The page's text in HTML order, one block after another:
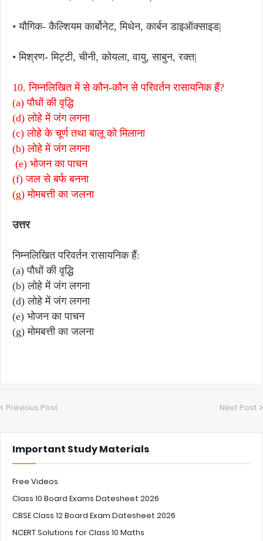
• यौगिक- कैल्शियम कार्बोनेट, मिथेन, कार्बन डाइऑक्साइड|
• मिश्रण- मिट्टी, चीनी, कोयला, वायु, साबुन, रक्त|
10. निम्नलिखित में से कौन-कौन से परिवर्तन रासायनिक हैं?
(a) पौधों की वृद्धि
(d) लोहे में जंग लगना
(c) लोहे के चूर्ण तथा बालू को मिलाना
(b) लोहे में जंग लगना
(e) भोजन का पाचन
(f) जल से बर्फ बनना
(g) मोमबत्ती का जलना
उत्तर
निम्नलिखित परिवर्तन रासायनिक हैं:
(a) पौधों की वृद्धि
(b) लोहे में जंग लगना
(d) लोहे में जंग लगना
(e) भोजन का पाचन
(g) मोमबत्ती का जलना
Previous Post Next Post
Important Study Materials
Free Videos
Class 10 Board Exams Datesheet 2026
CBSE Class 12 Board Exam Datesheet 2026
NCERT Solutions for Class 10 Maths